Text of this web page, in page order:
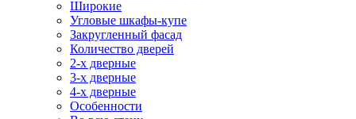
Широкие
Угловые шкафы-купе
Закругленный фасад
Количество дверей
2-х дверные
3-х дверные
4-х дверные
Особенности